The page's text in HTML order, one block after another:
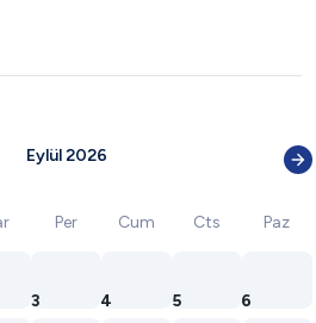
Eylül 2026
Per Cum Cts Paz
3 4 5 6